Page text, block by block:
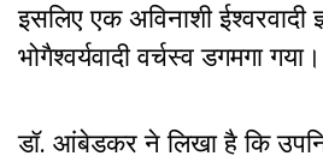
इसलिए एक अविनाशी ईश्वरवादी
भोगैश्वर्यवादी वर्चस्व डगमगा गया।
डॉ. आंबेडकर ने लिखा है कि